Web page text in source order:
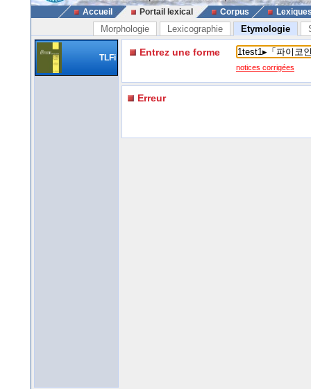
Accueil Portail lexical Corpus
Morphologie Lexicographie Etymologie
TLFi Entrez une forme
notices corrigées
Erreur